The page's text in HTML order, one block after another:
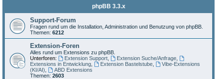
phpBB 3.3.x
Support-Forum
Fragen rund um die Installation, Administration und Benutzung von phpBB.
Themen: 6212
Extension-Foren
Alles rund um Extensions zu phpBB.
Unterforen:
Extension Support, Extension Suche/Anfrage,
Extensions in Entwicklung
Extension Bastelstube,
Vibe-Extensions
(KI/AI)
ABD Extensions
Themen: 2603